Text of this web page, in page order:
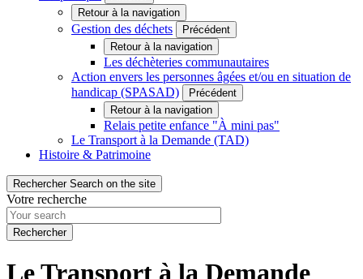
Retour à la navigation
Gestion des déchets
Précédent
Retour à la navigation
Les déchèteries communautaires
Action envers les personnes âgées et/ou en situation de
handicap (SPASAD)
Précédent
Retour à la navigation
Relais petite enfance "À mini pas"
Le Transport à la Demande (TAD)
Histoire & Patrimoine
Rechercher Search on the site
Votre recherche
Le Transport à la Demande